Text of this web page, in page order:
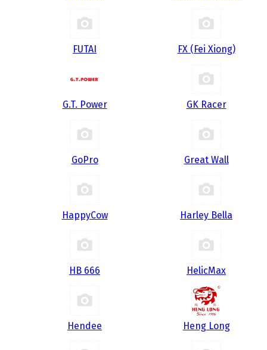
FUTAI FX (Fei Xiong)
G.T. Power GK Racer
GoPro Great Wall
HappyCow Harley Bella
HB 666 HelicMax
Hendee Heng Long